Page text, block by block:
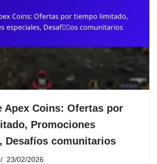
Apex Coins: Ofertas por
Promociones
Desafíos comunitarios
23/02/2026